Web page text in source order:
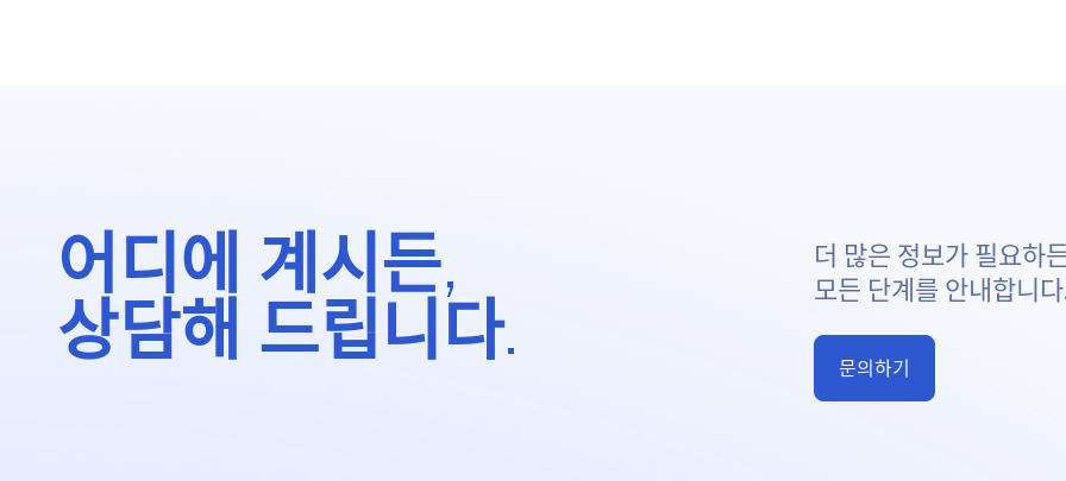
어디에 계시든,
상담해 드립니다.
더 많은 정보가 필요하
모든 단계를 안내합니
문의하기